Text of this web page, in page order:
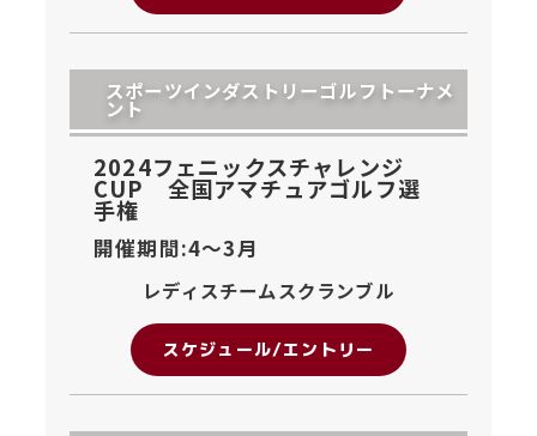
スポーツインダストリーゴルフトーナメ
ント
2024フェニックスチャレンジ
CUP 全国アマチュアゴルフ選
手権
開催期間:4〜3月
レディスチームスクランブル
スケジュール/エントリー